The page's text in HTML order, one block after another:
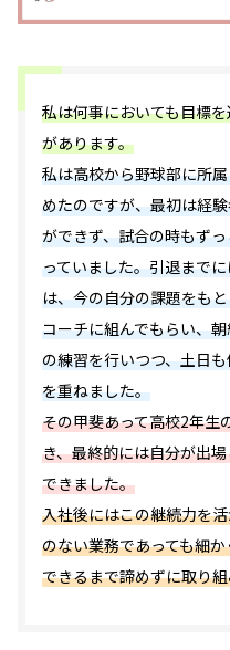
私は何事においても目標
があります。
私は高校から野球部に所
めたのですが、最初は経
ができず、試合の時もず
っていました。引退まで
は、今の自分の課題をも
コーチに組んでもらい、
の練習を行いつつ、土日
を重ねました。
その甲斐あって高校2年生
き、最終的には自分が出
できました。
入社後にはこの継続力を
のない業務であっても細
できるまで諦めずに取り